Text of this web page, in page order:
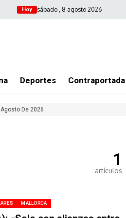
Hoy sábado , 8 agosto 2026
Deportes Contraportada
De 2026
1
artículos
MALLORCA